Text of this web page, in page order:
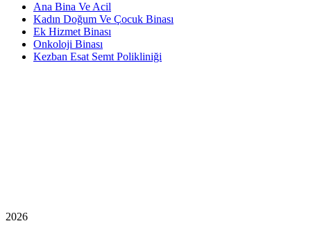
Ana Bina Ve Acil
Kadın Doğum Ve Çocuk Binası
Ek Hizmet Binası
Onkoloji Binası
Kezban Esat Semt Polikliniği
2026